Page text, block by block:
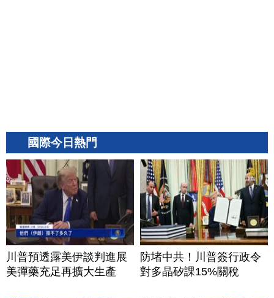
國際今日熱門
川普預透露美伊談判進展
美彈藥充足再擴大生產
防堵中共！川普簽行政令
對多晶矽課15%關稅